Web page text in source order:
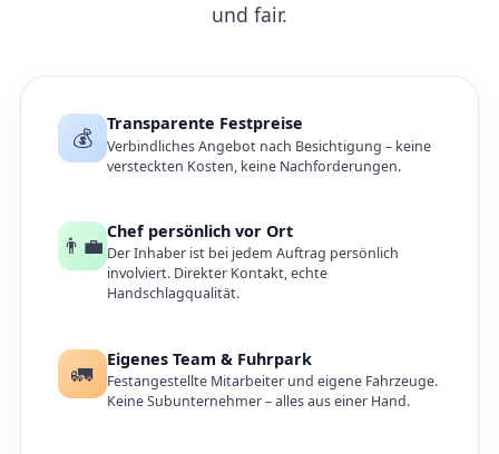
und fair.
💰 Transparente Festpreise
Verbindliches Angebot nach Besichtigung – keine
versteckten Kosten, keine Nachforderungen.
👨‍💼 Chef persönlich vor Ort
Der Inhaber ist bei jedem Auftrag persönlich
involviert. Direkter Kontakt, echte
Handschlagqualität.
🚛 Eigenes Team & Fuhrpark
Festangestellte Mitarbeiter und eigene Fahrzeuge.
Keine Subunternehmer – alles aus einer Hand.